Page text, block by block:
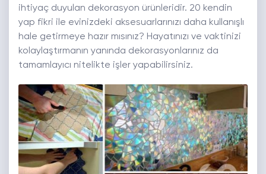
ihtiyaç duyulan dekorasyon ürünleridir. 20 kendin
yap fikri ile evinizdeki aksesuarlarınızı daha kullanışlı
hale getirmeye hazır mısınız? Hayatınızı ve vaktinizi
kolaylaştırmanın yanında dekorasyonlarınız da
tamamlayıcı nitelikte işler yapabilirsiniz.